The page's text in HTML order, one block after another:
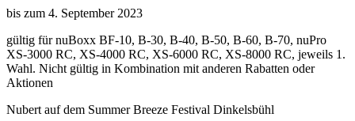
bis zum 4. September 2023
gültig für nuBoxx BF-10, B-30, B-40, B-50, B-60, B-70, nuPro
XS-3000 RC, XS-4000 RC, XS-6000 RC, XS-8000 RC, jeweils 1.
Wahl. Nicht gültig in Kombination mit anderen Rabatten oder
Aktionen
Nubert auf dem Summer Breeze Festival Dinkelsbühl